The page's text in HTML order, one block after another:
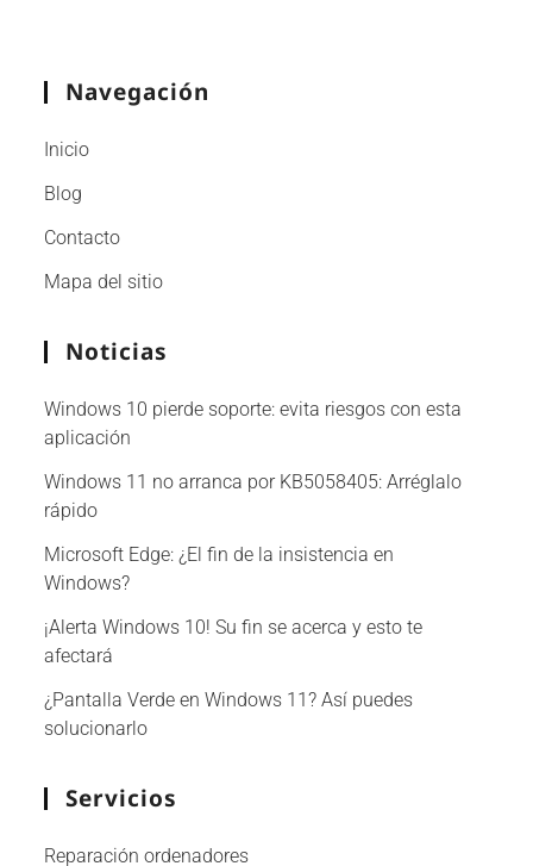
Navegación
Inicio
Blog
Contacto
Mapa del sitio
Noticias
Windows 10 pierde soporte: evita riesgos con esta
aplicación
Windows 11 no arranca por KB5058405: Arréglalo
rápido
Microsoft Edge: ¿El fin de la insistencia en
Windows?
¡Alerta Windows 10! Su fin se acerca y esto te
afectará
¿Pantalla Verde en Windows 11? Así puedes
solucionarlo
Servicios
Reparación ordenadores